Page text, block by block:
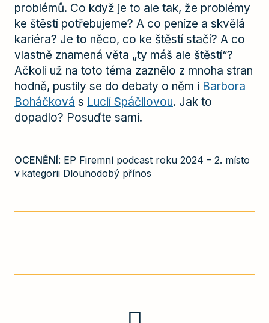
problémů. Co když je to ale tak, že problémy
ke štěstí potřebujeme? A co peníze a skvělá
kariéra? Je to něco, co ke štěstí stačí? A co
vlastně znamená věta „ty máš ale štěstí“?
Ačkoli už na toto téma zaznělo z mnoha stran
hodně, pustily se do debaty o něm i Barbora
Boháčková s Lucií Spáčilovou. Jak to
dopadlo? Posuďte sami.
OCENĚNÍ: EP Firemní podcast roku 2024 – 2. místo
v kategorii Dlouhodobý přínos